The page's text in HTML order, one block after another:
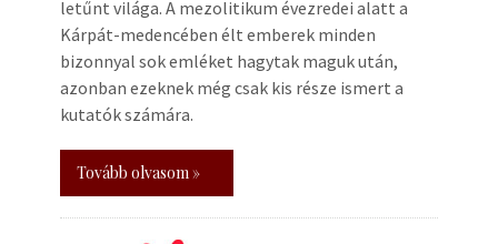
letűnt világa. A mezolitikum évezredei alatt a
Kárpát-medencében élt emberek minden
bizonnyal sok emléket hagytak maguk után,
azonban ezeknek még csak kis része ismert a
kutatók számára.
Tovább olvasom »